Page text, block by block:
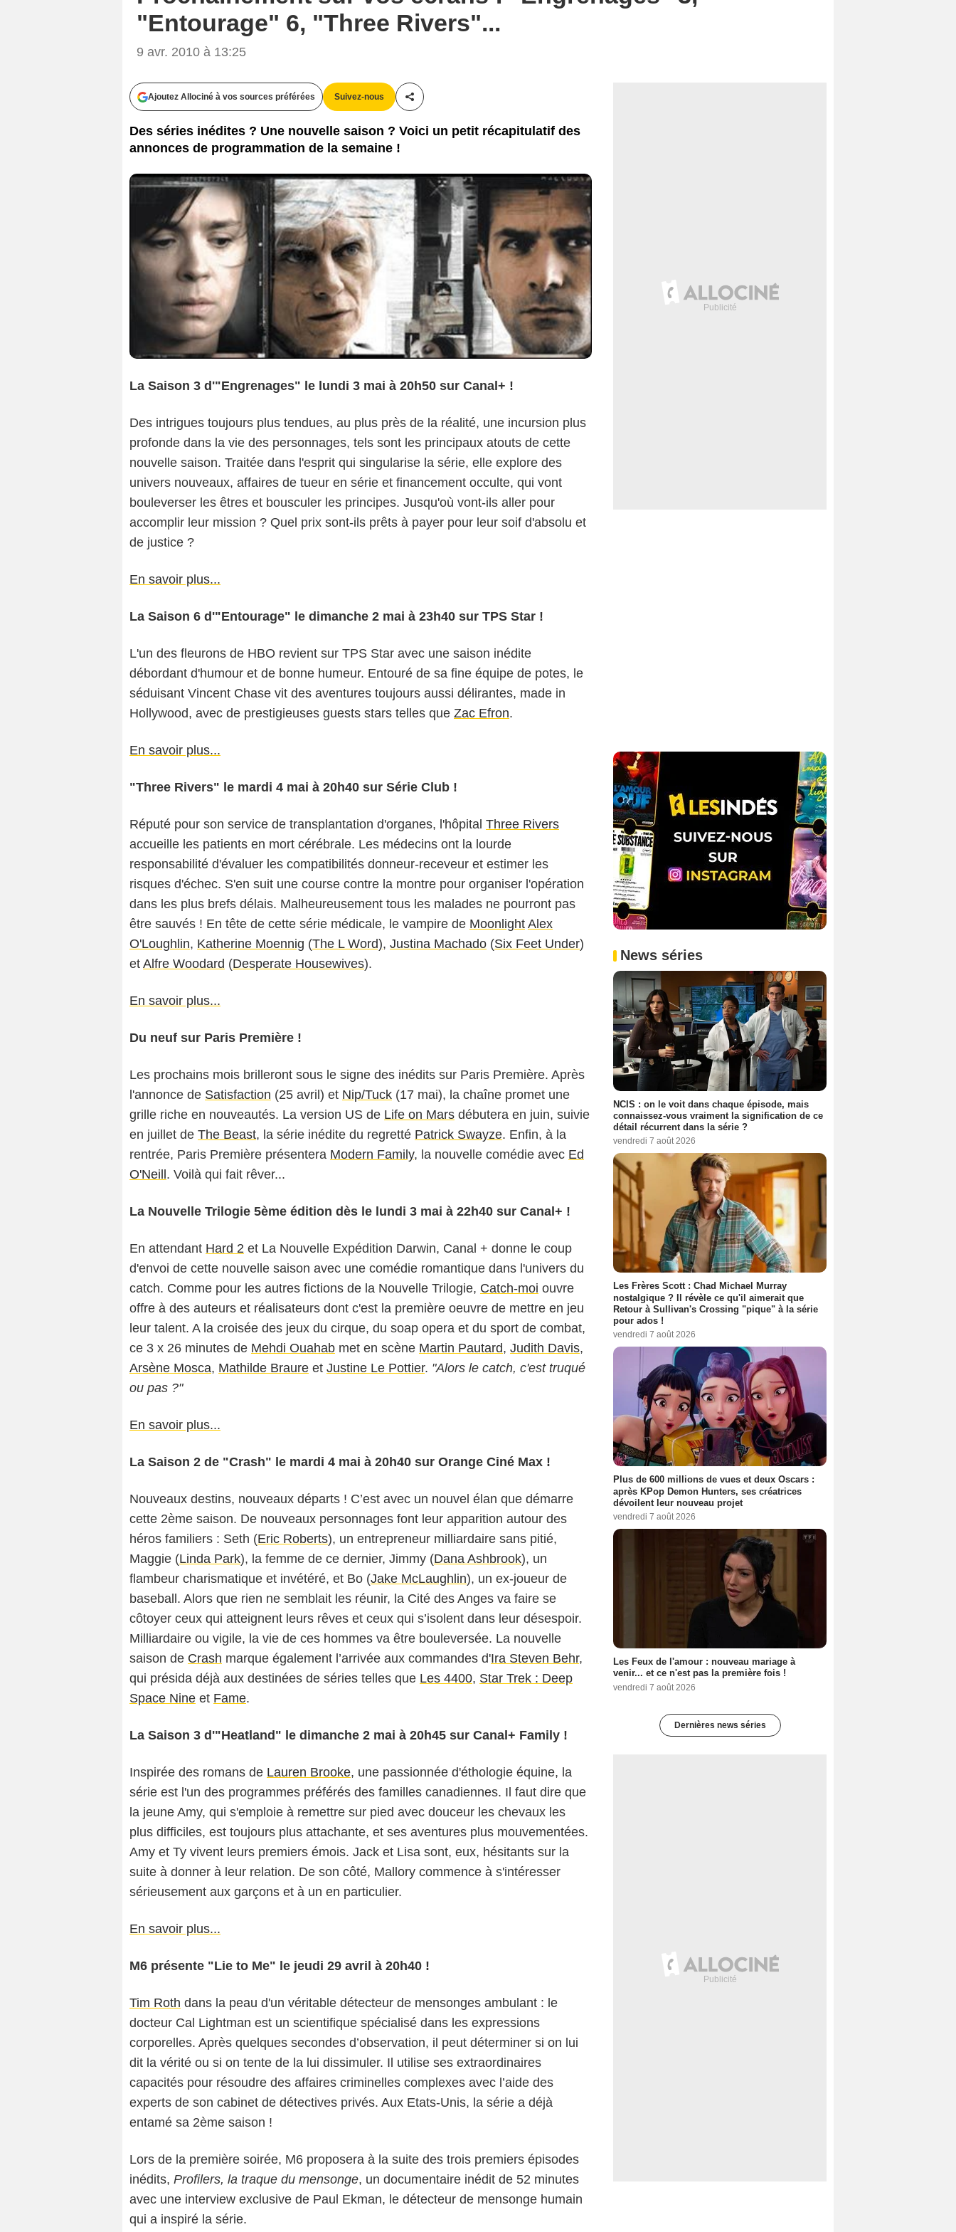
"Entourage" 6, "Three Rivers"...
9 avr. 2010 à 13:25
Ajoutez Allociné à vos sources préférées Suivez-nous
Partager cet article
Des séries inédites ? Une nouvelle saison ? Voici un petit récapitulatif des
annonces de programmation de la semaine !
La Saison 3 d'"Engrenages" le lundi 3 mai à 20h50 sur Canal+ !
Des intrigues toujours plus tendues, au plus près de la réalité, une incursion plus
profonde dans la vie des personnages, tels sont les principaux atouts de cette
nouvelle saison. Traitée dans l'esprit qui singularise la série, elle explore des
univers nouveaux, affaires de tueur en série et financement occulte, qui vont
bouleverser les êtres et bousculer les principes. Jusqu'où vont-ils aller pour
accomplir leur mission ? Quel prix sont-ils prêts à payer pour leur soif d'absolu et
de justice ?
En savoir plus...
La Saison 6 d'"Entourage" le dimanche 2 mai à 23h40 sur TPS Star !
L'un des fleurons de HBO revient sur TPS Star avec une saison inédite
débordant d'humour et de bonne humeur. Entouré de sa fine équipe de potes, le
séduisant Vincent Chase vit des aventures toujours aussi délirantes, made in
Hollywood, avec de prestigieuses guests stars telles que Zac Efron.
En savoir plus...
"Three Rivers" le mardi 4 mai à 20h40 sur Série Club !
Réputé pour son service de transplantation d'organes, l'hôpital Three Rivers
accueille les patients en mort cérébrale. Les médecins ont la lourde
responsabilité d'évaluer les compatibilités donneur-receveur et estimer les
risques d'échec. S'en suit une course contre la montre pour organiser l'opération
dans les plus brefs délais. Malheureusement tous les malades ne pourront pas
être sauvés ! En tête de cette série médicale, le vampire de Moonlight Alex
O'Loughlin, Katherine Moennig (The L Word), Justina Machado (Six Feet Under)
et Alfre Woodard (Desperate Housewives).
En savoir plus...
Du neuf sur Paris Première !
Les prochains mois brilleront sous le signe des inédits sur Paris Première. Après
l'annonce de Satisfaction (25 avril) et Nip/Tuck (17 mai), la chaîne promet une
grille riche en nouveautés. La version US de Life on Mars débutera en juin, suivie
en juillet de The Beast, la série inédite du regretté Patrick Swayze. Enfin, à la
rentrée, Paris Première présentera Modern Family, la nouvelle comédie avec Ed
O'Neill. Voilà qui fait rêver...
La Nouvelle Trilogie 5ème édition dès le lundi 3 mai à 22h40 sur Canal+ !
En attendant Hard 2 et La Nouvelle Expédition Darwin, Canal + donne le coup
d'envoi de cette nouvelle saison avec une comédie romantique dans l'univers du
catch. Comme pour les autres fictions de la Nouvelle Trilogie, Catch-moi ouvre
offre à des auteurs et réalisateurs dont c'est la première oeuvre de mettre en jeu
leur talent. A la croisée des jeux du cirque, du soap opera et du sport de combat,
ce 3 x 26 minutes de Mehdi Ouahab met en scène Martin Pautard, Judith Davis,
Arsène Mosca, Mathilde Braure et Justine Le Pottier. "Alors le catch, c'est truqué
ou pas ?"
En savoir plus...
La Saison 2 de "Crash" le mardi 4 mai à 20h40 sur Orange Ciné Max !
Nouveaux destins, nouveaux départs ! C’est avec un nouvel élan que démarre
cette 2ème saison. De nouveaux personnages font leur apparition autour des
héros familiers : Seth (Eric Roberts), un entrepreneur milliardaire sans pitié,
Maggie (Linda Park), la femme de ce dernier, Jimmy (Dana Ashbrook), un
flambeur charismatique et invétéré, et Bo (Jake McLaughlin), un ex-joueur de
baseball. Alors que rien ne semblait les réunir, la Cité des Anges va faire se
côtoyer ceux qui atteignent leurs rêves et ceux qui s’isolent dans leur désespoir.
Milliardaire ou vigile, la vie de ces hommes va être bouleversée. La nouvelle
saison de Crash marque également l’arrivée aux commandes d'Ira Steven Behr,
qui présida déjà aux destinées de séries telles que Les 4400, Star Trek : Deep
Space Nine et Fame.
La Saison 3 d'"Heatland" le dimanche 2 mai à 20h45 sur Canal+ Family !
Inspirée des romans de Lauren Brooke, une passionnée d'éthologie équine, la
série est l'un des programmes préférés des familles canadiennes. Il faut dire que
la jeune Amy, qui s'emploie à remettre sur pied avec douceur les chevaux les
plus difficiles, est toujours plus attachante, et ses aventures plus mouvementées.
Amy et Ty vivent leurs premiers émois. Jack et Lisa sont, eux, hésitants sur la
suite à donner à leur relation. De son côté, Mallory commence à s'intéresser
sérieusement aux garçons et à un en particulier.
En savoir plus...
M6 présente "Lie to Me" le jeudi 29 avril à 20h40 !
Tim Roth dans la peau d'un véritable détecteur de mensonges ambulant : le
docteur Cal Lightman est un scientifique spécialisé dans les expressions
corporelles. Après quelques secondes d’observation, il peut déterminer si on lui
dit la vérité ou si on tente de la lui dissimuler. Il utilise ses extraordinaires
capacités pour résoudre des affaires criminelles complexes avec l’aide des
experts de son cabinet de détectives privés. Aux Etats-Unis, la série a déjà
entamé sa 2ème saison !
Lors de la première soirée, M6 proposera à la suite des trois premiers épisodes
inédits, Profilers, la traque du mensonge, un documentaire inédit de 52 minutes
avec une interview exclusive de Paul Ekman, le détecteur de mensonge humain
qui a inspiré la série.
News séries
NCIS : on le voit dans chaque épisode, mais
connaissez-vous vraiment la signification de ce
détail récurrent dans la série ?
vendredi 7 août 2026
Les Frères Scott : Chad Michael Murray
nostalgique ? Il révèle ce qu'il aimerait que
Retour à Sullivan's Crossing "pique" à la série
pour ados !
vendredi 7 août 2026
Plus de 600 millions de vues et deux Oscars :
après KPop Demon Hunters, ses créatrices
dévoilent leur nouveau projet
vendredi 7 août 2026
Les Feux de l'amour : nouveau mariage à
venir... et ce n'est pas la première fois !
vendredi 7 août 2026
Dernières news séries